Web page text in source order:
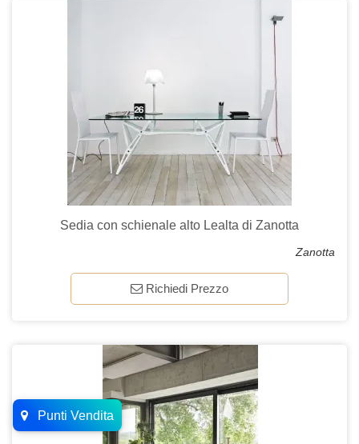
Sedia con schienale alto Lealta di Zanotta
Zanotta
Richiedi Prezzo
Punti Vendita